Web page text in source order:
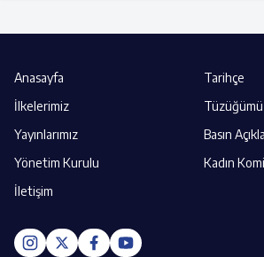
Anasayfa
Tarihçe
İlkelerimiz
Yayınlarımız
Basın
Yönetim Kurulu
Kadın
İletişim